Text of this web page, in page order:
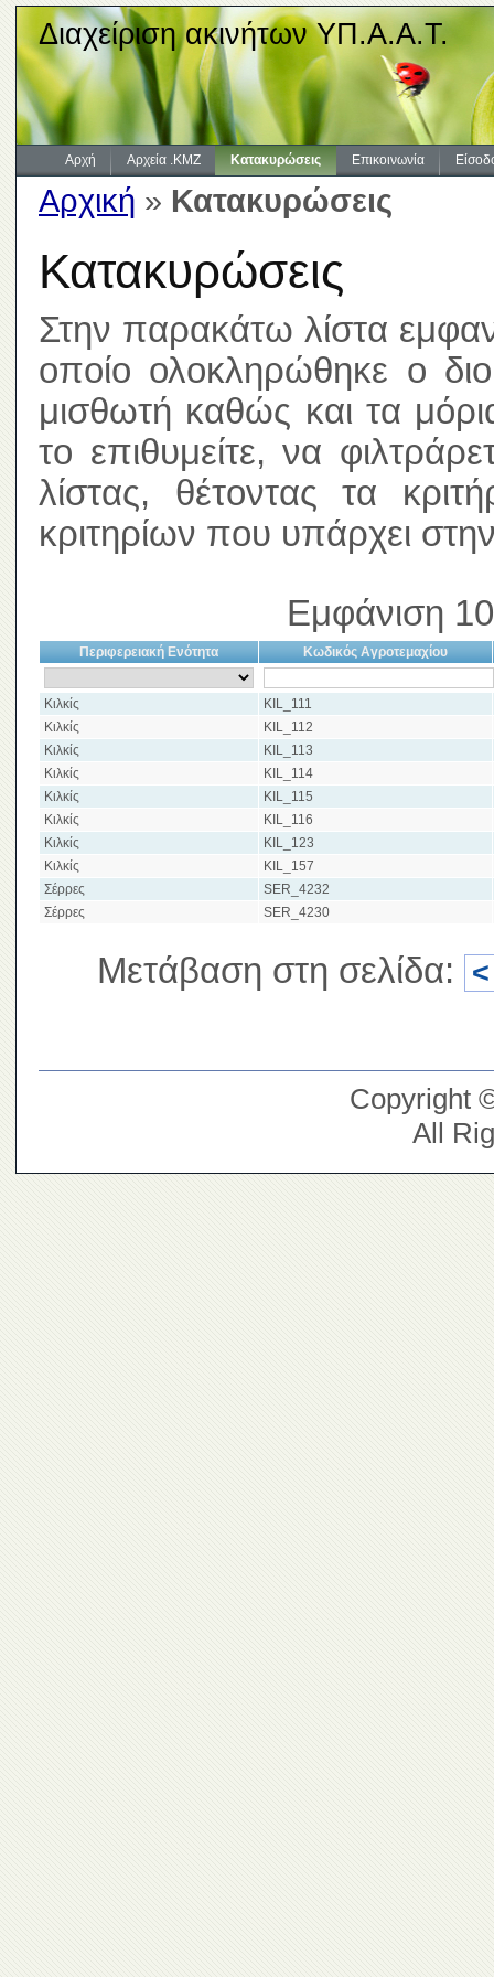
Διαχείριση ακινήτων ΥΠ.Α.Α.Τ.
Αρχή Αρχεία .KMZ Κατακυρώσεις Επικοινωνία
Αρχική » Κατακυρώσεις
Κατακυρώσεις
Στην παρακάτω λίστα
οποίο ολοκληρώθηκε ο
μισθωτή καθώς και τα
το επιθυμείτε, να
λίστας, θέτοντας τα
κριτηρίων που υπάρχει
Εμφάνιση
Περιφερειακή Ενότητα Κωδικός Αγροτεμαχίου
Κιλκίς
KIL_111
Κιλκίς
KIL_112
Κιλκίς
KIL_113
Κιλκίς
KIL_114
Κιλκίς
KIL_115
Κιλκίς
KIL_116
Κιλκίς
KIL_123
Κιλκίς
KIL_157
Σέρρες
SER_4232
Σέρρες
SER_4230
Μετάβαση στη σελίδα:
Copyright
All